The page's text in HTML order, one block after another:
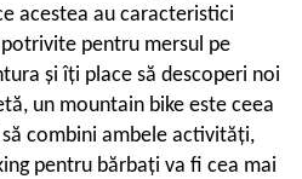
acestea au caracteristici
pentru mersul pe
și îți place să descoperi noi
un mountain bike este ceea
combini ambele activități,
pentru bărbați va fi cea mai